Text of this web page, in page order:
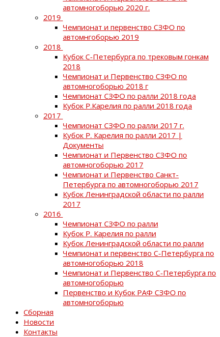
автомногоборью 2020 г.
2019
Чемпионат и первенство СЗФО по
автомнгоборью 2019
2018
Кубок С-Петербурга по трековым гонкам
2018
Чемпионат и Первенство СЗФО по
автомногоборью 2018 г
Чемпионат СЗФО по ралли 2018 года
Кубок Р.Карелия по ралли 2018 года
2017
Чемпионат СЗФО по ралли 2017 г.
Кубок Р. Карелия по ралли 2017 |
Документы
Чемпионат и Первенство СЗФО по
автомногоборью 2017
Чемпионат и Первенство Санкт-
Петербурга по автомногоборью 2017
Кубок Ленинградской области по ралли
2017
2016
Чемпионат СЗФО по ралли
Кубок Р. Карелия по ралли
Кубок Ленинградской области по ралли
Чемпионат и первенство С-Петербурга по
автомногоборью 2018
Чемпионат и Первенство С-Петербурга по
автомногоборью
Первенство и Кубок РАФ СЗФО по
автомногоборью
Сборная
Новости
Контакты